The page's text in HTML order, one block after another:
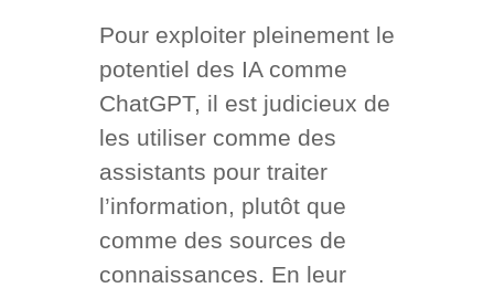
Pour exploiter pleinement le
potentiel des IA comme
ChatGPT, il est judicieux de
les utiliser comme des
assistants pour traiter
l’information, plutôt que
comme des sources de
connaissances. En leur